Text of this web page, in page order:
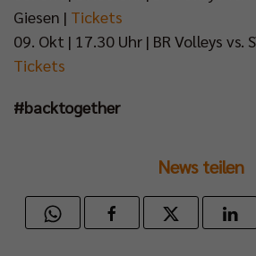
Giesen | Tickets
09. Okt | 17.30 Uhr | BR Volleys vs.
Tickets
#backtogether
News teilen